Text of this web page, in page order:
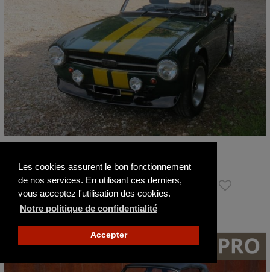
Les cookies assurent le bon fonctionnement
de nos services. En utilisant ces derniers,
vous acceptez l'utilisation des cookies.
Notre politique de confidentialité
Accepter
23 500 €
Actualisé il y a 7 jours